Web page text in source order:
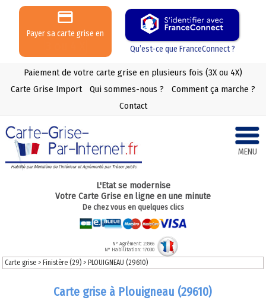
Payer sa carte grise en
Qu’est-ce que FranceConnect ?
Paiement de votre carte grise en plusieurs fois (3X ou 4X)
Carte Grise Import
Qui sommes-nous ?
Comment ça marche ?
Contact
MENU
L'Etat se modernise
Votre Carte Grise en ligne en une minute
De chez vous en quelques clics
N° Agrément: 23965
N° Habilitation: 17030
Carte grise > Finistère (29)> PLOUIGNEAU (29610)
Carte grise à Plouigneau (29610)